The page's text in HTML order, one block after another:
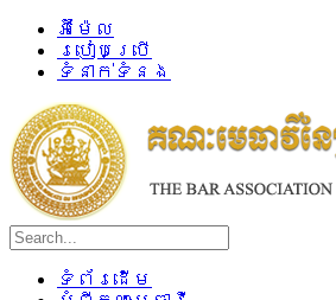
អ៊ីម៉ែល
របៀបប្រើ
ទំនាក់ទំនង
ទំព័រដើម